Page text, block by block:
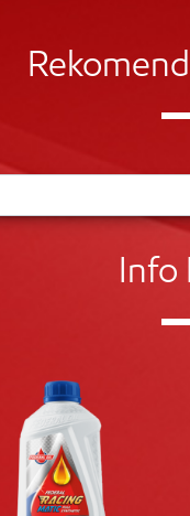
Info